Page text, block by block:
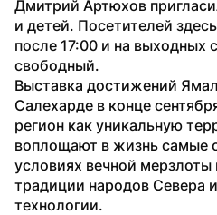
Дмитрий Артюхов
и детей. Посетителей
после 17:00 и на выходных
свободный.
Выставка достижений
Салехарде в конце
регион как уникальную
воплощают в жизнь самые
условиях вечной мерзлоты
традиции народов Севера
технологии.